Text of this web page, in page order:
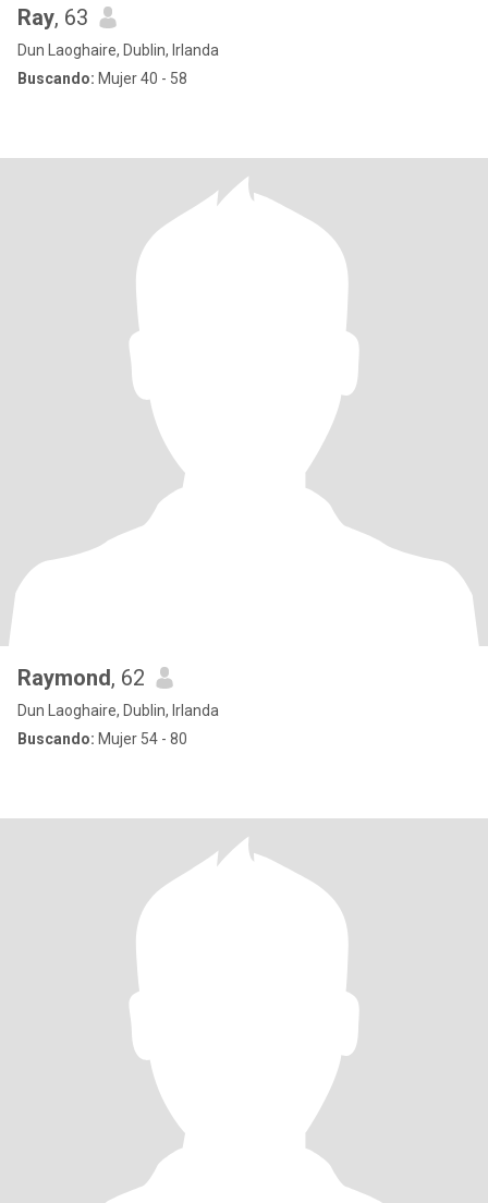
Ray, 63
Dun Laoghaire, Dublin, Irlanda
Buscando: Mujer 40 - 58
Raymond, 62
Dun Laoghaire, Dublin, Irlanda
Buscando: Mujer 54 - 80